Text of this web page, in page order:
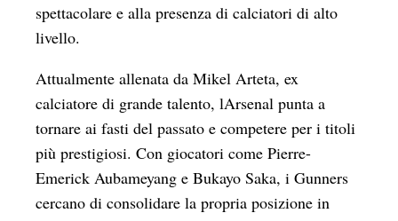
spettacolare e alla presenza di calciatori di alto
livello.
Attualmente allenata da Mikel Arteta, ex
calciatore di grande talento, lArsenal punta a
tornare ai fasti del passato e competere per i titoli
più prestigiosi. Con giocatori come Pierre-
Emerick Aubameyang e Bukayo Saka, i Gunners
cercano di consolidare la propria posizione in